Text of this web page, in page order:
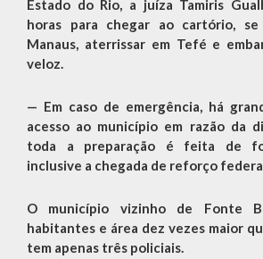
Estado do Rio, a juíza Tamiris
horas para chegar ao cartório,
Manaus, aterrissar em Tefé e
veloz.
— Em caso de emergência, há
acesso ao município em razão da
toda a preparação é feita de
inclusive a chegada de reforço
O município vizinho de Fonte
habitantes e área dez vezes maior
tem apenas três policiais.